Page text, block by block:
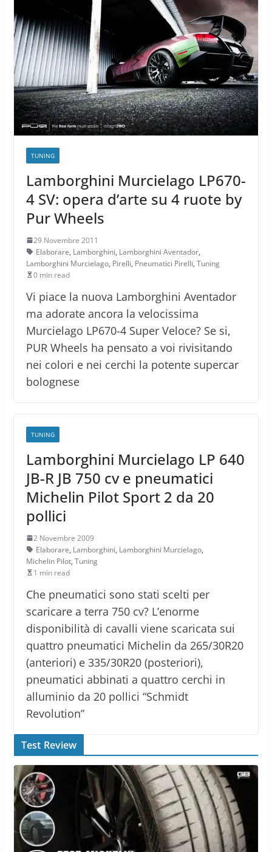
TUNING
Lamborghini Murcielago LP670-
4 SV: opera d’arte su 4 ruote by
Pur Wheels
29 Novembre 2011
Elaborare, Lamborghini, Lamborghini Aventador,
Lamborghini Murcielago, Pirelli, Pneumatici Pirelli, Tuning
0 min read
Vi piace la nuova Lamborghini Aventador
ma adorate ancora la velocissima
Murcielago LP670-4 Super Veloce? Se si,
PUR Wheels ha pensato a voi rivisitando
nei colori e nei cerchi la potente supercar
bolognese
TUNING
Lamborghini Murcielago LP 640
JB-R JB 750 cv e pneumatici
Michelin Pilot Sport 2 da 20
pollici
2 Novembre 2009
Elaborare, Lamborghini, Lamborghini Murcielago,
Michelin Pilot, Tuning
1 min read
Che pneumatici sono stati scelti per
scaricare a terra 750 cv? L’enorme
disponibilità di cavalli viene scaricata sui
quattro pneumatici Michelin da 265/30R20
(anteriori) e 335/30R20 (posteriori),
pneumatici abbinati a quattro cerchi in
alluminio da 20 pollici “Schmidt
Revolution”
Test Review